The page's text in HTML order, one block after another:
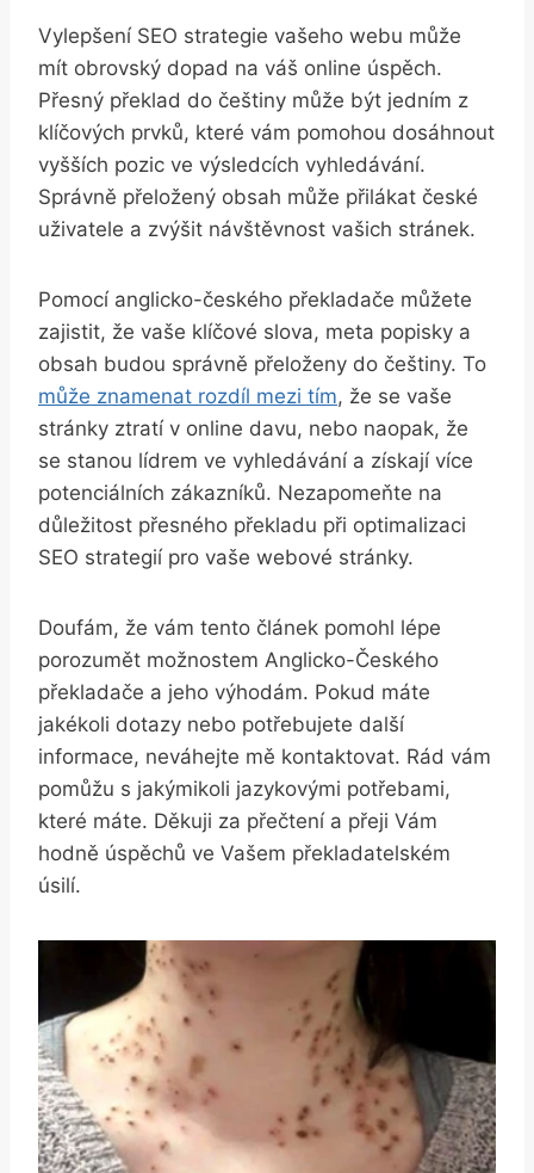
Vylepšení‍ SEO strategie vašeho webu⁢ může
‌mít obrovský ⁢dopad ⁢na váš ⁤online úspěch.
Přesný překlad ‌do‍ češtiny může být jedním z⁢
klíčových​ prvků, ​které vám pomohou dosáhnout⁢
vyšších pozic⁣ ve výsledcích‌ vyhledávání.
⁣Správně přeložený obsah může‍ přilákat české​
uživatele a‍ zvýšit návštěvnost vašich stránek.
Pomocí anglicko-českého překladače můžete
zajistit, že‍ vaše klíčové slova, meta popisky ​a
obsah budou ⁣správně přeloženy do češtiny. To
může znamenat rozdíl mezi tím, že​ se vaše‍
stránky ztratí‌ v online‌ davu, nebo ‌naopak,‍ že
se stanou⁢ lídrem ve‍ vyhledávání a získají ⁣více
potenciálních⁣ zákazníků. Nezapomeňte na
důležitost ⁤přesného překladu při optimalizaci
⁤SEO strategií pro vaše webové stránky.
Doufám,⁤ že vám tento​ článek pomohl ‌lépe
porozumět možnostem Anglicko-Českého
překladače a jeho výhodám.⁣ Pokud máte ​
jakékoli dotazy nebo potřebujete další
informace, neváhejte mě kontaktovat. Rád vám
pomůžu s jakýmikoli⁣ jazykovými‌ potřebami,
které máte. Děkuji za přečtení a přeji Vám
hodně úspěchů ve‌ Vašem překladatelském
úsilí.